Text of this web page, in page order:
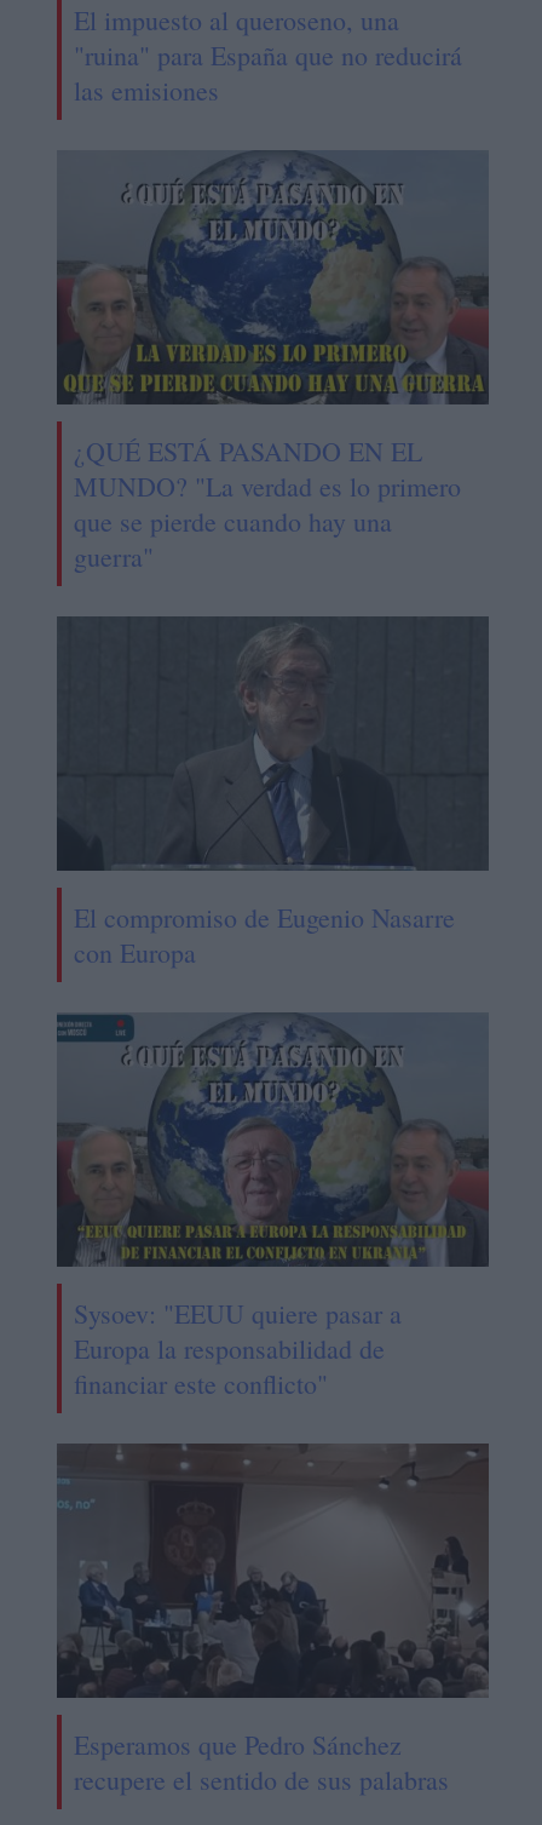
El impuesto al queroseno, una
"ruina" para España que no reducirá
las emisiones
¿QUÉ ESTÁ PASANDO EN EL
MUNDO? "La verdad es lo primero
que se pierde cuando hay una
guerra"
El compromiso de Eugenio Nasarre
con Europa
Sysoev: "EEUU quiere pasar a
Europa la responsabilidad de
financiar este conflicto"
Esperamos que Pedro Sánchez
recupere el sentido de sus palabras